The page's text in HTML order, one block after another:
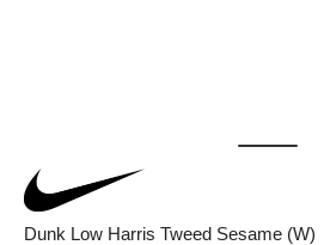
Dunk Low Harris Tweed Sesame (W)